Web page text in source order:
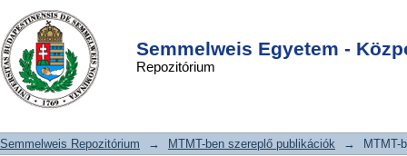
Semmelweis Egyetem -
Repozitórium
MTMT-ben szereplő publikációk
tallózása szerző szerint "Dabasi E"
DSpace/Manakin Repository
Semmelweis Repozitórium → MTMT-ben szereplő publikációk → MTMT-